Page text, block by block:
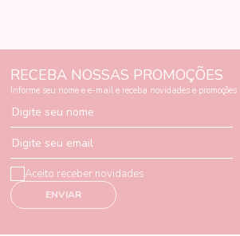
RECEBA NOSSAS PROMOÇÕES
Informe seu nome e e-mail e receba novidades e promoções
Digite seu nome
Digite seu email
ENVIAR
Aceito receber novidades